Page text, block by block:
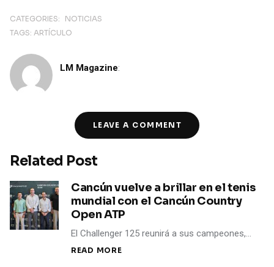
CATEGORIES:
NOTICIAS
TAGS: ARTÍCULO
LM Magazine:
LEAVE A COMMENT
Related Post
Cancún vuelve a brillar en el tenis
mundial con el Cancún Country
Open ATP
El Challenger 125 reunirá a sus campeones,…
READ MORE